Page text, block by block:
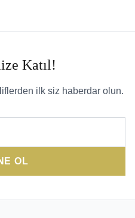
Katıl!
ilk siz haberdar olun.
OL